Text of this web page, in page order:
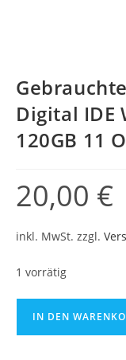
Digital IDE
120GB 11
20,00 €
inkl. MwSt. zzgl.
1 vorrätig
IN DEN